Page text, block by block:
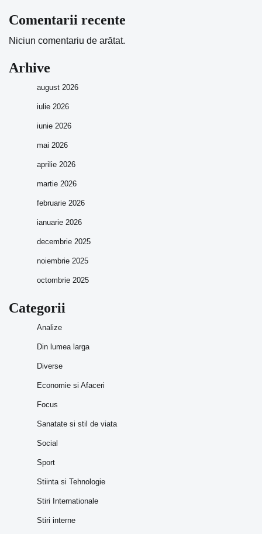
Comentarii recente
Niciun comentariu de arătat.
Arhive
august 2026
iulie 2026
iunie 2026
mai 2026
aprilie 2026
martie 2026
februarie 2026
ianuarie 2026
decembrie 2025
noiembrie 2025
octombrie 2025
Categorii
Analize
Din lumea larga
Diverse
Economie si Afaceri
Focus
Sanatate si stil de viata
Social
Sport
Stiinta si Tehnologie
Stiri Internationale
Stiri interne